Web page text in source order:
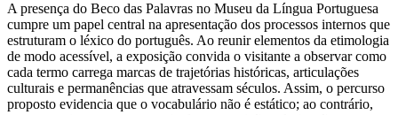
A presença do Beco das Palavras no Museu da Língua Portuguesa
cumpre um papel central na apresentação dos processos internos que
estruturam o léxico do português. Ao reunir elementos da etimologia
de modo acessível, a exposição convida o visitante a observar como
cada termo carrega marcas de trajetórias históricas, articulações
culturais e permanências que atravessam séculos. Assim, o percurso
proposto evidencia que o vocabulário não é estático; ao contrário,